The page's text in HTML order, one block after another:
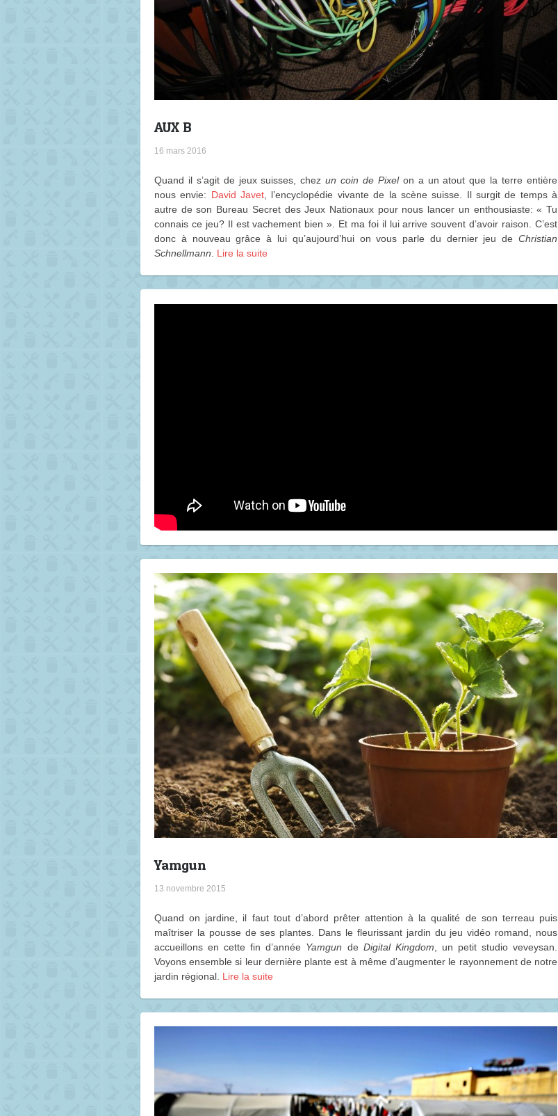
AUX B
16 mars 2016
Quand il s’agit de jeux suisses, chezun coin de Pixelon a un atout que la terre entière
nous envie: David Javet , l’encyclopédie vivante de la scène suisse. Il surgit de temps à
autre de son Bureau Secret des Jeux Nationaux pour nous lancer un enthousiaste: « Tu
connais ce jeu? Il est vachement bien ». Et ma foi il lui arrive souvent d’avoir raison. C’est
donc à nouveau grâce à lui qu’aujourd’hui on vous parle du dernier jeu de Christian
Schnellmann
Lire la suite
Yamgun
13 novembre 2015
Quand on jardine, il faut tout d’abord prêter attention à la qualité de son terreau puis
maîtriser la pousse de ses plantes. Dans le fleurissant jardin du jeu vidéo romand, nous
accueillons en cette fin d’année Yamgun de Digital Kingdom , un petit studio veveysan.
Voyons ensemble si leur dernière plante est à même d’augmenter le rayonnement de notre
jardin régional. Lire la suite